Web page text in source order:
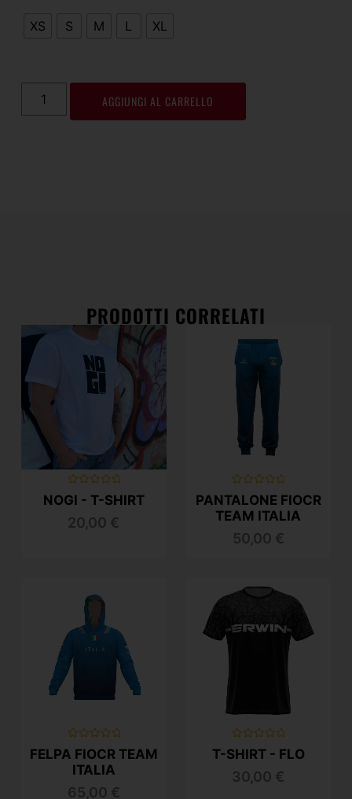
XS S M L XL
AGGIUNGI AL CARRELLO
PRODOTTI CORRELATI
Valutato
0
5
NOGI - T-SHIRT
20,00 €
Valutato
0
su
5
PANTALONE FIOCR
TEAM ITALIA
50,00 €
Valutato
0
su
FELPA FIOCR TEAM
ITALIA
65,00 €
0
5
T-SHIRT - FLO
30,00 €